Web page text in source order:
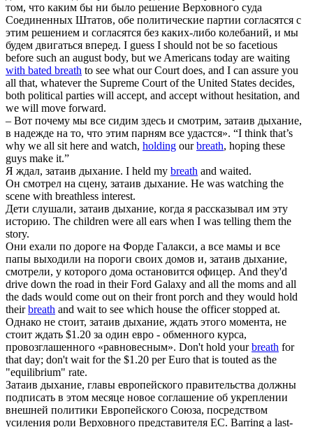
том, что каким бы ни было решение Верховного суда
Соединенных Штатов, обе политические партии согласятся с
этим решением и согласятся без каких-либо колебаний, и мы
будем двигаться вперед. I guess I should not be so facetious
before such an august body, but we Americans today are waiting
with bated breath to see what our Court does, and I can assure you
all that, whatever the Supreme Court of the United States decides,
both political parties will accept, and accept without hesitation, and
we will move forward.
– Вот почему мы все сидим здесь и смотрим, затаив дыхание,
в надежде на то, что этим парням все удастся». “I think that’s
why we all sit here and watch, holding ourbreath, hoping these
guys make it.”
Я ждал, затаив дыхание. I held my breath and waited.
Он смотрел на сцену, затаив дыхание. He was watching the
scene with breathless interest.
Дети слушали, затаив дыхание, когда я рассказывал им эту
историю. The children were all ears when I was telling them the
story.
Они ехали по дороге на Форде Галакси, а все мамы и все
папы выходили на пороги своих домов и, затаив дыхание,
смотрели, у которого дома остановится офицер. And they'd
drive down the road in their Ford Galaxy and all the moms and all
the dads would come out on their front porch and they would hold
theirbreath and wait to see which house the officer stopped at.
Однако не стоит, затаив дыхание, ждать этого момента, не
стоит ждать $1.20 за один евро - обменного курса,
провозглашенного «равновесным». Don't hold yourbreath for
that day; don't wait for the $1.20 per Euro that is touted as the
"equilibrium" rate.
Затаив дыхание, главы европейского правительства должны
подписать в этом месяце новое соглашение об укреплении
внешней политики Европейского Союза, посредством
усиления роли Верховного представителя ЕС. Barring a last-